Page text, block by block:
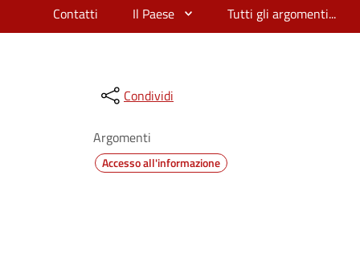
Contatti Il Paese Tutti gli argomenti...
Condividi
Argomenti
Accesso all'informazione